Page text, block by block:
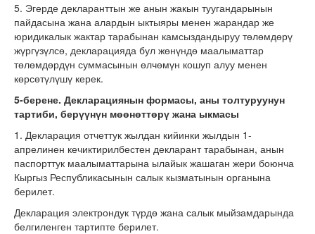
5. Эгерде декларанттын же анын жакын туугандарынын
пайдасына жана алардын ыктыяры менен жарандар же
юридикалык жактар тарабынан камсыздандыруу төлөмдөрү
жүргүзүлсө, декларацияда бул жөнүндө маалыматтар
төлөмдөрдүн суммасынын өлчөмүн кошуп алуу менен
көрсөтүлүшү керек.
5-берене. Декларациянын формасы, аны толтуруунун
тартиби, берүүнүн мөөнөттөрү жана ыкмасы
1. Декларация отчеттук жылдан кийинки жылдын 1-
апрелинен кечиктирилбестен декларант тарабынан, анын
паспорттук маалыматтарына ылайык жашаган жери боюнча
Кыргыз Республикасынын салык кызматынын органына
берилет.
Декларация электрондук түрдө жана салык мыйзамдарында
белгиленген тартипте берилет.